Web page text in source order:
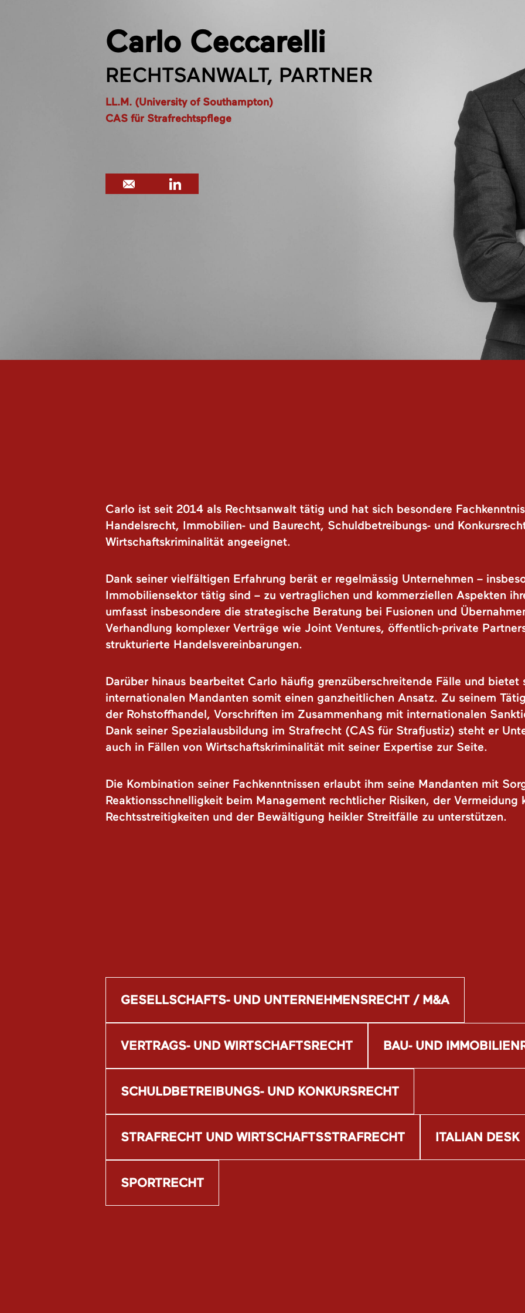
Carlo Ceccarelli
RECHTSANWALT, PARTNER
LL.M. (University of Southampton)
CAS für Strafrechtspflege
Carlo ist seit 2014 als Rechtsanwalt tätig und hat sich besondere
Handelsrecht, Immobilien- und Baurecht, Schuldbetreibungs- und
Wirtschaftskriminalität angeeignet.
Dank seiner vielfältigen Erfahrung berät er regelmässig Unternehmen –
Immobiliensektor tätig sind – zu vertraglichen und kommerziellen Aspekten
umfasst insbesondere die strategische Beratung bei Fusionen und
Verhandlung komplexer Verträge wie Joint Ventures, öffentlich-private
strukturierte Handelsvereinbarungen.
Darüber hinaus bearbeitet Carlo häufig grenzüberschreitende Fälle und bietet
internationalen Mandanten somit einen ganzheitlichen Ansatz. Zu seinem
der Rohstoffhandel, Vorschriften im Zusammenhang mit internationalen
Dank seiner Spezialausbildung im Strafrecht (CAS für Strafjustiz) steht er
auch in Fällen von Wirtschaftskriminalität mit seiner Expertise zur Seite.
Die Kombination seiner Fachkenntnissen erlaubt ihm seine Mandanten mit
Reaktionsschnelligkeit beim Management rechtlicher Risiken, der Vermeidung
Rechtsstreitigkeiten und der Bewältigung heikler Streitfälle zu unterstützen.
GESELLSCHAFTS- UND UNTERNEHMENSRECHT / M&A
VERTRAGS- UND WIRTSCHAFTSRECHT BAU- UND
SCHULDBETREIBUNGS- UND KONKURSRECHT
STRAFRECHT UND WIRTSCHAFTSSTRAFRECHT ITALIAN DESK
SPORTRECHT